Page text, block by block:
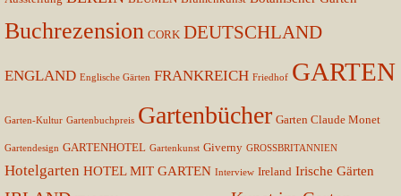
Buchrezension CORK DEUTSCHLAND
ENGLAND Englische Gärten FRANKREICH Friedhof GARTEN
Garten-Kultur Gartenbuchpreis Gartenbücher Garten Claude Monet
Gartendesign GARTENHOTEL Gartenkunst Giverny GROSSBRITANNIEN
Hotelgarten HOTEL MIT GARTEN Interview Ireland Irische Gärten